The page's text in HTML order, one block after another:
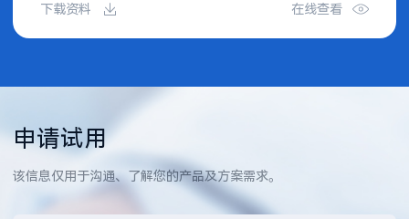
下载资料 在线查看
申请试用
该信息仅用于沟通、了解您的产品及方案需求。